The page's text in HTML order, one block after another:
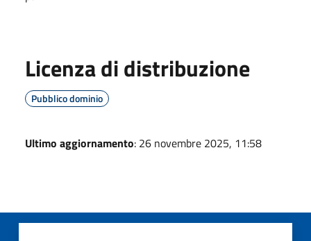
Licenza di distribuzione
Pubblico dominio
Ultimo aggiornamento: 26 novembre 2025, 11:58